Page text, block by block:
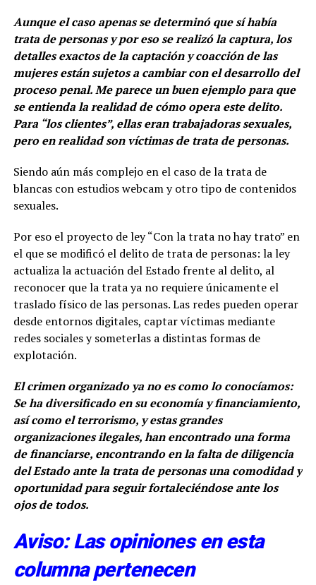
Aunque el caso apenas se determinó que sí había
trata de personas y por eso se realizó la captura, los
detalles exactos de la captación y coacción de las
mujeres están sujetos a cambiar con el desarrollo del
proceso penal. Me parece un buen ejemplo para que
se entienda la realidad de cómo opera este delito.
Para “los clientes”, ellas eran trabajadoras sexuales,
pero en realidad son víctimas de trata de personas.
Siendo aún más complejo en el caso de la trata de
blancas con estudios webcam y otro tipo de contenidos
sexuales.
Por eso el proyecto de ley “Con la trata no hay trato” en
el que se modificó el delito de trata de personas: la ley
actualiza la actuación del Estado frente al delito, al
reconocer que la trata ya no requiere únicamente el
traslado físico de las personas. Las redes pueden operar
desde entornos digitales, captar víctimas mediante
redes sociales y someterlas a distintas formas de
explotación.
El crimen organizado ya no es como lo conocíamos:
Se ha diversificado en su economía y financiamiento,
así como el terrorismo, y estas grandes
organizaciones ilegales, han encontrado una forma
de financiarse, encontrando en la falta de diligencia
del Estado ante la trata de personas una comodidad y
oportunidad para seguir fortaleciéndose ante los
ojos de todos.
Aviso: Las opiniones en esta
columna pertenecen